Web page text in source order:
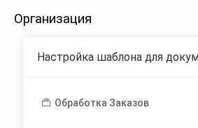
Организация
Настройка шаблона для
Обработка Заказов